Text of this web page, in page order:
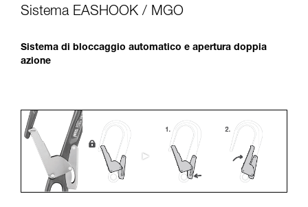
Sistema EASHOOK / MGO
Sistema di bloccaggio automatico e apertura doppia
azione